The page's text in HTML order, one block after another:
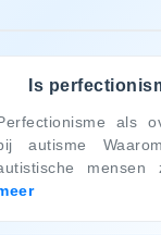
Is
als
autisme
mensen